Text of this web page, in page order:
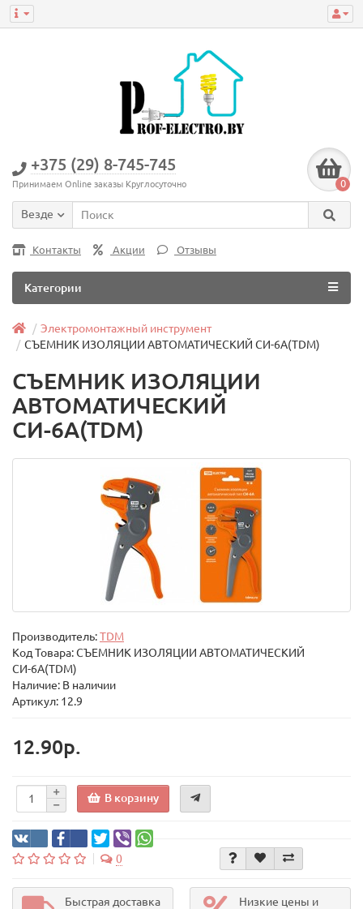
+375 (29) 8-745-745
Принимаем Online заказы Круглосуточно 0
Везде
Контакты Акции Отзывы
Категории
Электромонтажный инструмент
СЪЕМНИК ИЗОЛЯЦИИ АВТОМАТИЧЕСКИЙ СИ-6А(TDM)
СЪЕМНИК ИЗОЛЯЦИИ
АВТОМАТИЧЕСКИЙ
СИ-6А(TDM)
Производитель:TDM
Код Товара:СЪЕМНИК ИЗОЛЯЦИИ АВТОМАТИЧЕСКИЙ
СИ-6А(TDM)
Наличие: В наличии
Артикул: 12.9
12.90р.
В корзину
0
Быстрая доставка
Низкие цены и